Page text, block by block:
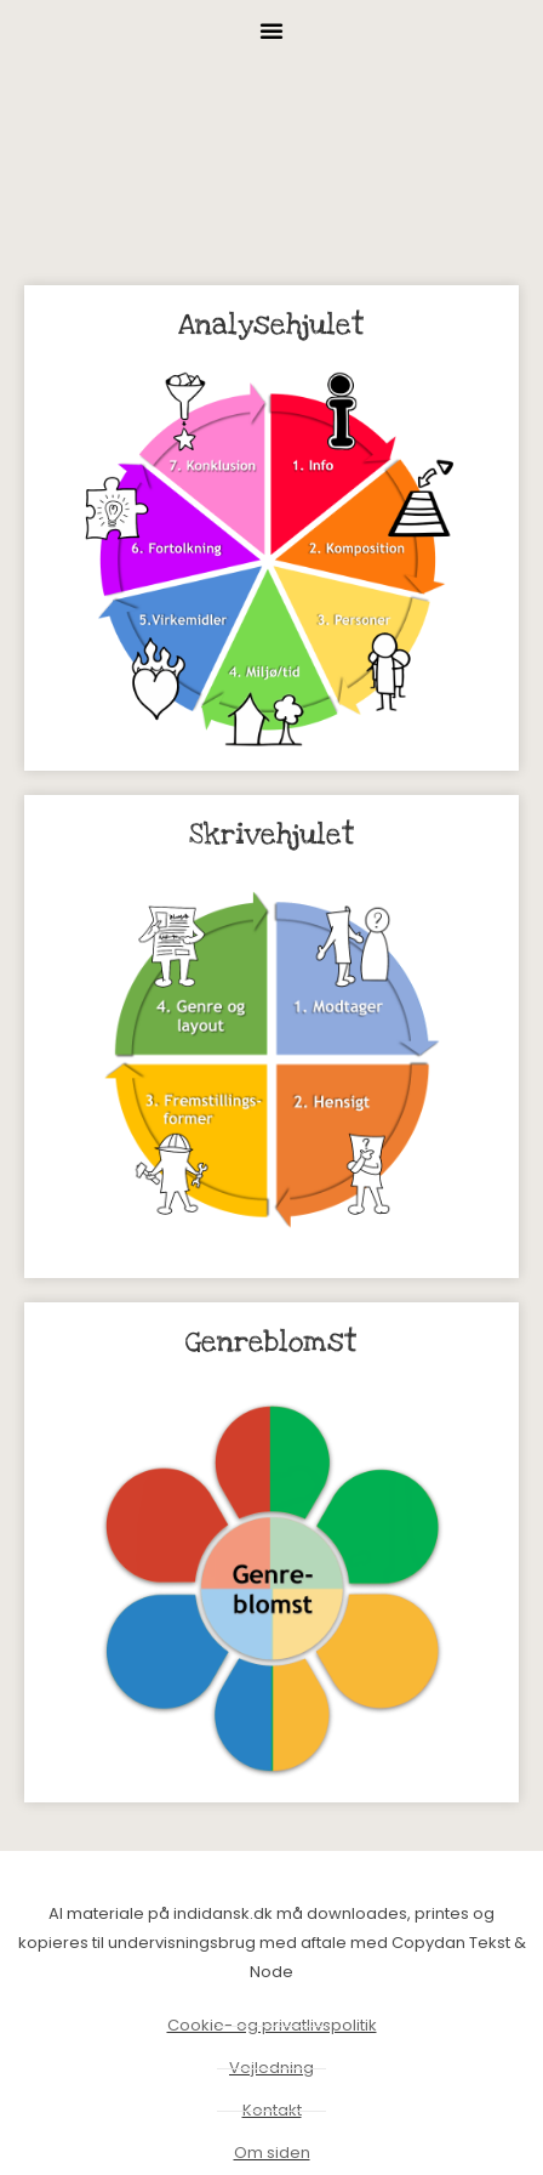
Analysehjulet
Skrivehjulet
Genreblomst
Al materiale på indidansk.dk må downloades, printes og
kopieres til undervisningsbrug med aftale med Copydan Tekst &
Node
Cookie- og privatlivspolitik
Vejledning
Kontakt
Om siden